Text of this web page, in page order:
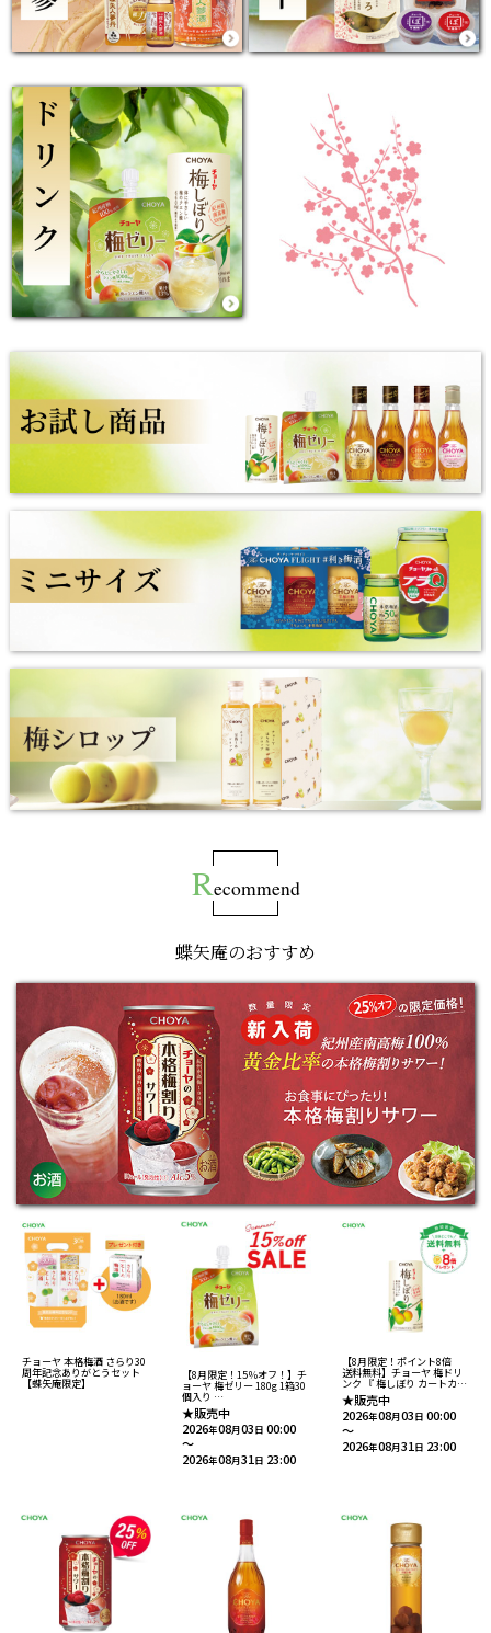
Recommend
蝶矢庵のおすすめ
チョーヤ 本格梅酒 さらり30
周年記念ありがとうセット
【蝶矢庵限定】
【8月限定！15％オフ！】チ
ョーヤ 梅ゼリー 180g 1箱30
個入り
13%紀州産梅果汁入りゼリ
ー食品 【送料無料】
★販売中
2026年08月03日 00:00
～
2026年08月31 日 23:00
【8月限定！ポイント8倍
送料無料】チョーヤ 梅ドリ
ンク 『 梅しぼり カートカン
125ml 30本入り 』
14％紀州産完熟南高梅果汁
入り飲料
★販売中
2026年08月03日 00:00
～
2026年08月31 日 23:00